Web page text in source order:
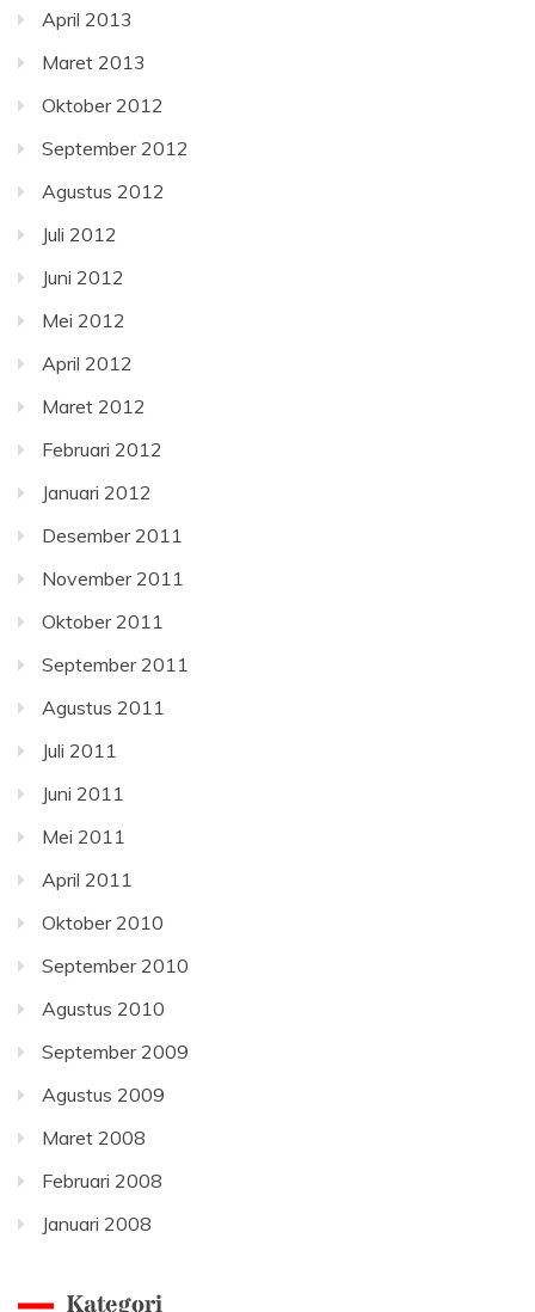
April 2013
Maret 2013
Oktober 2012
September 2012
Agustus 2012
Juli 2012
Juni 2012
Mei 2012
April 2012
Maret 2012
Februari 2012
Januari 2012
Desember 2011
November 2011
Oktober 2011
September 2011
Agustus 2011
Juli 2011
Juni 2011
Mei 2011
April 2011
Oktober 2010
September 2010
Agustus 2010
September 2009
Agustus 2009
Maret 2008
Februari 2008
Januari 2008
Kategori